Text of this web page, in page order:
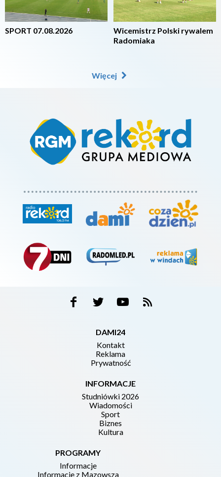
SPORT 07.08.2026
Wicemistrz Polski rywalem
Radomiaka
Więcej
DAMI24
Kontakt
Reklama
Prywatność
INFORMACJE
Studniówki 2026
Wiadomości
Sport
Biznes
Kultura
PROGRAMY
Informacje
Informacje z Mazowsza